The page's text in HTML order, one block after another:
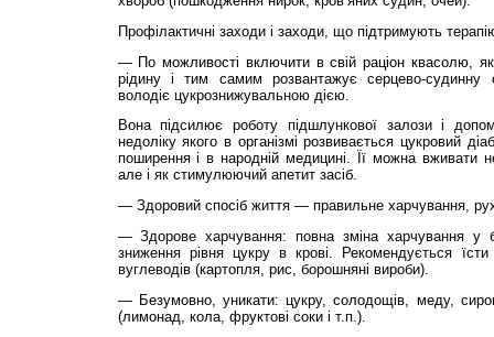
Профілактичні заходи і заходи, що підтримують
— По можливості вклю­­чити в свій раціон квасолю,
рідину і тим самим розвантажує серцево-судинну
володіє цукрознижувальною дією.
Вона підсилює роботу підшлункової залози і
недоліку якого в організмі розвивається цукровий
поширення і в народній медицині. Її можна вживати
але і як стимулюючий апетит засіб.
— Здоровий спосіб життя — правильне харчування, рух
— Здорове харчування: повна зміна харчування у
зниження рівня цукру в крові. Рекомендується
вуглеводів (картопля, рис, борошняні вироби).
— Безумовно, уникати: цукру, солодощів, меду,
(лимонад, кола, фруктові соки і т.п.).